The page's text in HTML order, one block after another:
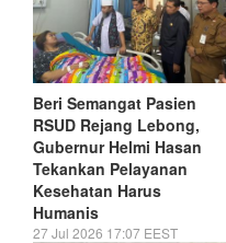
Beri Semangat Pasien
RSUD Rejang Lebong,
Gubernur Helmi Hasan
Tekankan Pelayanan
Kesehatan Harus
Humanis
27 Jul 2026 17:07 EEST